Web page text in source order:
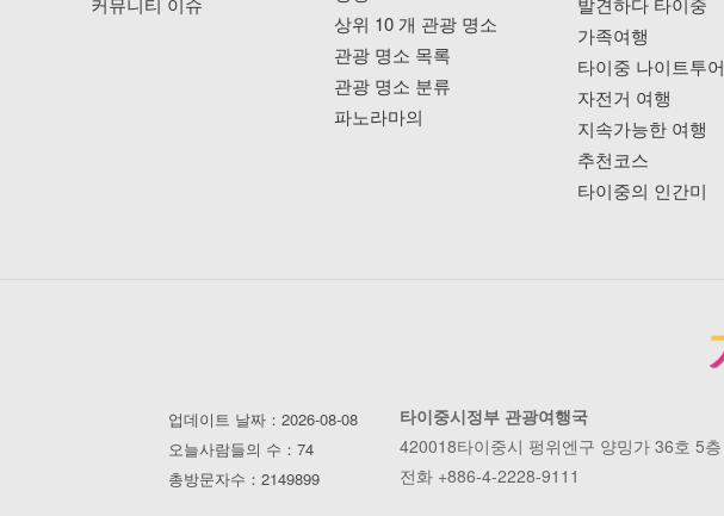
상위 10 개 관광 명소
관광 명소 목록
관광 명소 분류
파노라마의
가족여행
타이중 나이트투어
자전거 여행
지속가능한 여행
추천코스
타이중의 인간미
업데이트 날짜：2026-08-08
오늘사람들의 수：74
총방문자수：2149899
타이중시정부 관광여행국
420018타이중시 펑위엔구 양밍가 36호 5층
전화 +886-4-2228-9111